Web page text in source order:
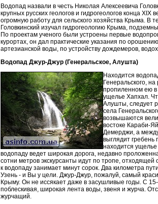
Водопад назвали в честь Николая Алексеевича
крупных русских геологов и гидрогеологов конца XIX
огромную работу для сельского хозяйства Крыма. В
Головкинский изучал гидрогеологию Крыма,
По проектам ученого были устроены первые
курортах, он дал практические указания по
артезианской воды, по устройству дождемеров,
Водопад Джур-Джур (Генеральское, Алушта)
Находится
Генеральского,
пропиленном ею в
ущелье Хапхал.
Алушты, следует
села
возвышаются
востоке Караби-
Демерджи, а
выглядит гребень
находится
водопаду ведет широкая дорога, недавно
сотни метров экскурсанты идут по тропе, отходящей
к водопаду занимает минут сорок. Два километра
Узень - и Вы у цели. Джур-Джур, пожалуй, самый
Крыму. Он не иссякает даже в засушливые годы. С
поблескивая, широкая лента воды, звеня и журча.
журчащий.